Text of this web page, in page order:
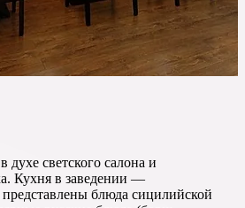
светского салона и
Кухня в заведении —
блюда сицилийской